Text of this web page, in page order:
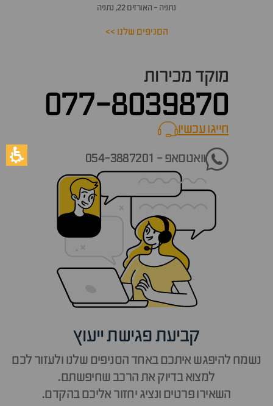
נתניה - האורזים 22, נתניה
הסניפים שלנו >>
מוקד מכירות
077-8039870
חייגו עכשיוcall now
וואטסאפ - 054-3887201
קביעת פגישת ייעוץ
נשמח להיפגש איתכם באחד הסניפים שלנו ולעזור לכם
למצוא בדיוק את הרכב שחיפשתם.
השאירו פרטים ונציג יחזור אליכם בהקדם.